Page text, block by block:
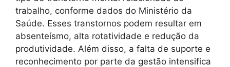
trabalho, conforme dados do Ministério da
Saúde. Esses transtornos podem resultar em
absenteísmo, alta rotatividade e redução da
produtividade. Além disso, a falta de suporte e
reconhecimento por parte da gestão intensifica